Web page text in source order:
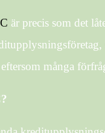
är precis som det
många